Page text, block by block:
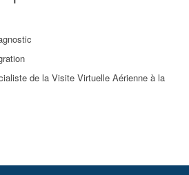
de la Visite Virtuelle Aérienne à la